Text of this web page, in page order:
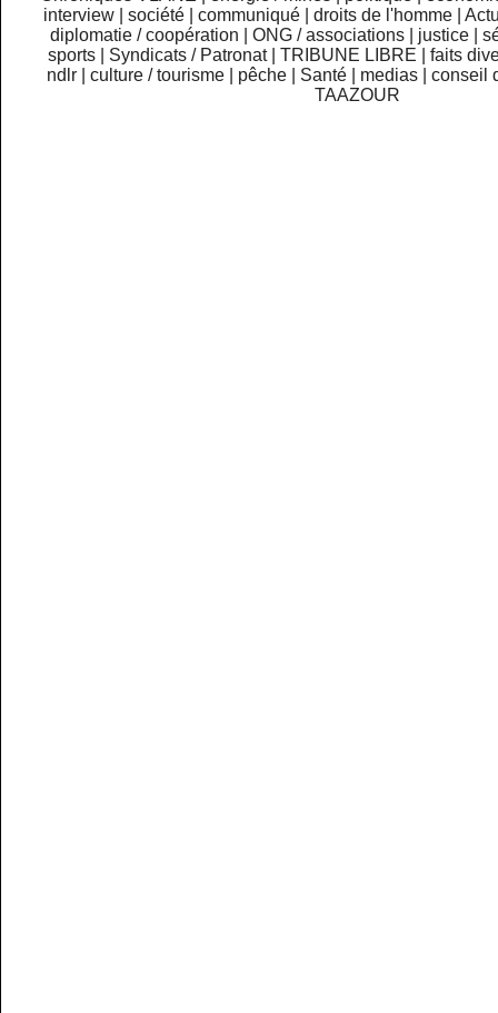
interview
|société |communiqué |droits de l'homme |
diplomatie / coopération
ONG / associations justice
sports
Syndicats / Patronat TRIBUNE LIBRE
faits
ndlr
|culture / tourisme pêche Santé medias |conseil
TAAZOUR